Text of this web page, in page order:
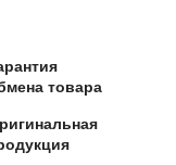
товара